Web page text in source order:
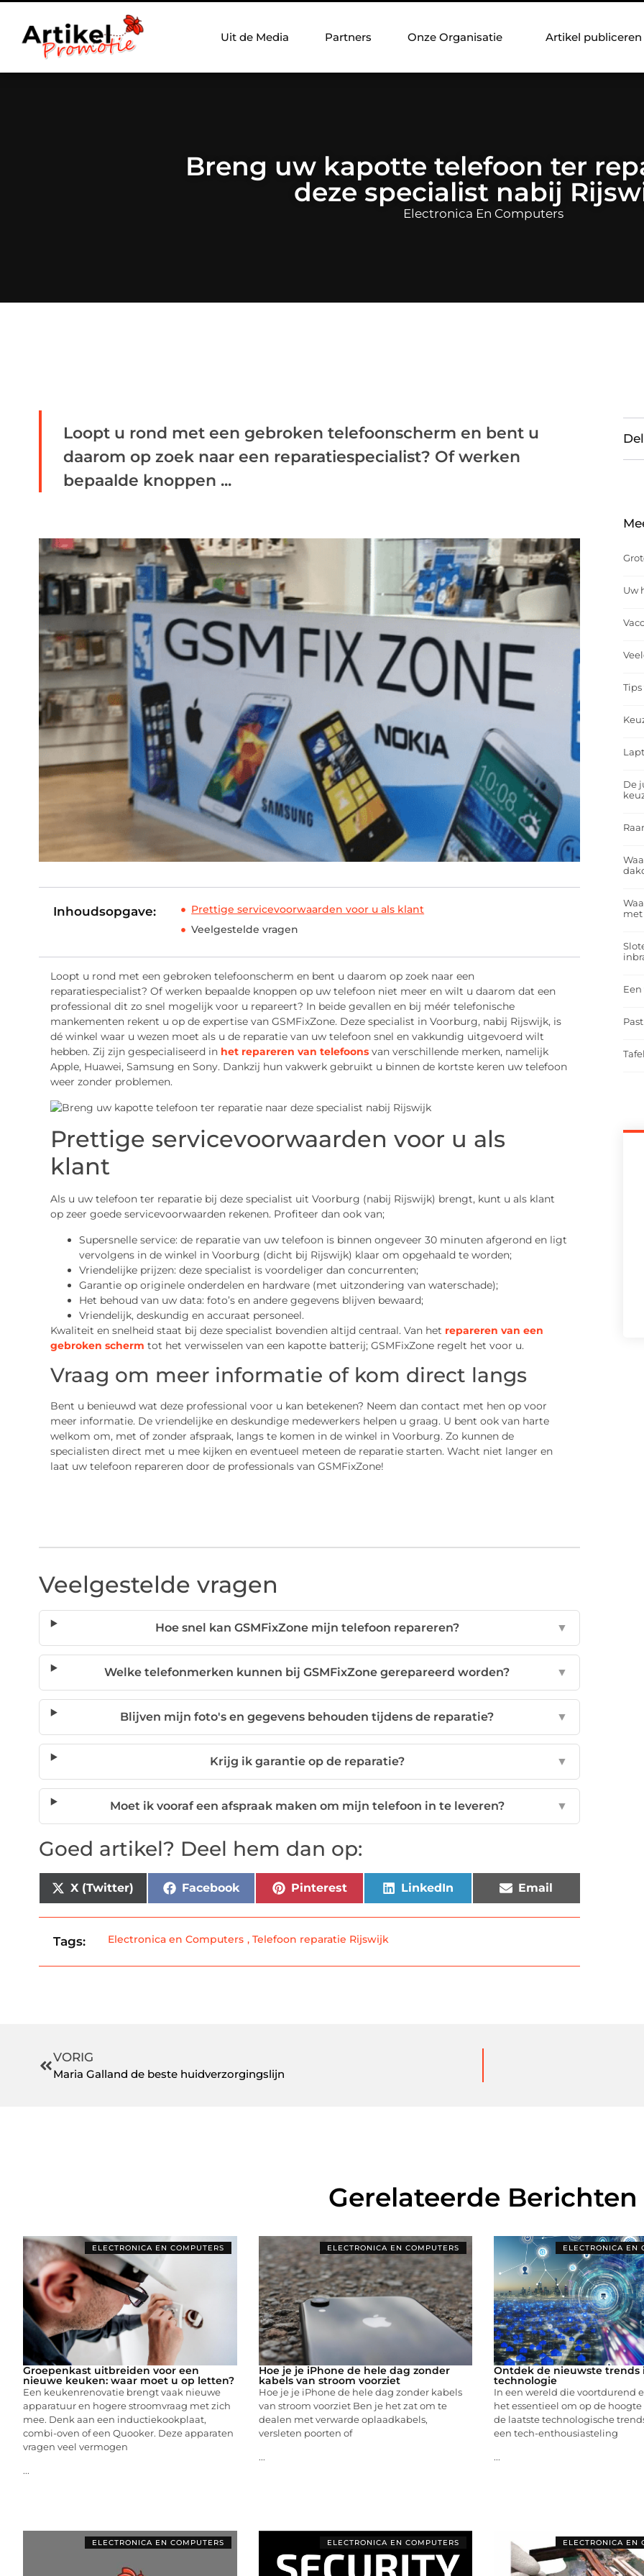
Uit de Media Partners Onze Organisatie Artikel publiceren
Breng uw kapotte telefoon ter
deze specialist nabij
Electronica En Computers
Loopt u rond met een gebroken telefoonscherm en bent u
daarom op zoek naar een reparatiespecialist? Of werken
bepaalde knoppen ...
Inhoudsopgave:
Prettige servicevoorwaarden voor u als klant
Veelgestelde vragen
Loopt u rond met een gebroken telefoonscherm en bent u daarom op zoek naar een
reparatiespecialist? Of werken bepaalde knoppen op uw telefoon niet meer en wilt u daarom dat een
professional dit zo snel mogelijk voor u repareert? In beide gevallen en bij méér telefonische
mankementen rekent u op de expertise van GSMFixZone. Deze specialist in Voorburg, nabij Rijswijk, is
dé winkel waar u wezen moet als u de reparatie van uw telefoon snel en vakkundig uitgevoerd wilt
hebben. Zij zijn gespecialiseerd in het repareren van telefoonsvan verschillende merken, namelijk
Apple, Huawei, Samsung en Sony. Dankzij hun vakwerk gebruikt u binnen de kortste keren uw telefoon
weer zonder problemen.
Prettige servicevoorwaarden voor u als
klant
Als u uw telefoon ter reparatie bij deze specialist uit Voorburg (nabij Rijswijk) brengt, kunt u als klant
op zeer goede servicevoorwaarden rekenen. Profiteer dan ook van;
Supersnelle service: de reparatie van uw telefoon is binnen ongeveer 30 minuten afgerond en ligt
vervolgens in de winkel in Voorburg (dicht bij Rijswijk) klaar om opgehaald te worden;
Vriendelijke prijzen: deze specialist is voordeliger dan concurrenten;
Garantie op originele onderdelen en hardware (met uitzondering van waterschade);
Het behoud van uw data: foto’s en andere gegevens blijven bewaard;
Vriendelijk, deskundig en accuraat personeel.
Kwaliteit en snelheid staat bij deze specialist bovendien altijd centraal. Van het repareren van een
gebroken scherm tot het verwisselen van een kapotte batterij; GSMFixZone regelt het voor u.
Vraag om meer informatie of kom direct langs
Bent u benieuwd wat deze professional voor u kan betekenen? Neem dan contact met hen op voor
meer informatie. De vriendelijke en deskundige medewerkers helpen u graag. U bent ook van harte
welkom om, met of zonder afspraak, langs te komen in de winkel in Voorburg. Zo kunnen de
specialisten direct met u mee kijken en eventueel meteen de reparatie starten. Wacht niet langer en
laat uw telefoon repareren door de professionals van GSMFixZone!
Veelgestelde vragen
Hoe snel kan GSMFixZone mijn telefoon repareren? ▼
Welke telefonmerken kunnen bij GSMFixZone gerepareerd worden? ▼
Blijven mijn foto's en gegevens behouden tijdens de reparatie? ▼
Krijg ik garantie op de reparatie? ▼
Moet ik vooraf een afspraak maken om mijn telefoon in te leveren? ▼
Goed artikel? Deel hem dan op:
X (Twitter) Facebook Pinterest LinkedIn Email
Tags: Electronica en Computers ,Telefoon reparatie Rijswijk
Uw
De
met
VORIG
Maria Galland de beste huidverzorgingslijn
Gerelateerde Berichten
ELECTRONICA EN COMPUTERS
Groepenkast uitbreiden voor een
nieuwe keuken: waar moet u op letten?
Een keukenrenovatie brengt vaak nieuwe
apparatuur en hogere stroomvraag met zich
mee. Denk aan een inductiekookplaat,
combi-oven of een Quooker. Deze apparaten
vragen veel vermogen
...
ELECTRONICA EN COMPUTERS
Hoe je je iPhone de hele dag zonder
kabels van stroom voorziet
Hoe je je iPhone de hele dag zonder kabels
van stroom voorziet Ben je het zat om te
dealen met verwarde oplaadkabels,
versleten poorten of
...
ELECTRONICA EN
Ontdek de nieuwste trends
technologie
In een wereld die voortdurend
het essentieel om op de
de laatste technologische
een tech-enthousiasteling
...
ELECTRONICA EN COMPUTERS ELECTRONICA EN COMPUTERS ELECTRONICA EN